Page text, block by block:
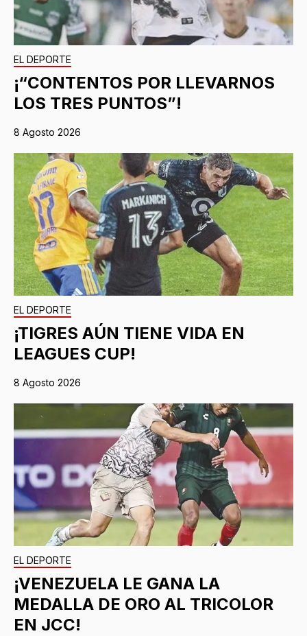
EL DEPORTE
¡“CONTENTOS POR LLEVARNOS
LOS TRES PUNTOS”!
8 Agosto 2026
EL DEPORTE
¡TIGRES AÚN TIENE VIDA EN
LEAGUES CUP!
8 Agosto 2026
EL DEPORTE
¡VENEZUELA LE GANA LA
MEDALLA DE ORO AL TRICOLOR
EN JCC!